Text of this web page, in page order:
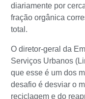
diariamente por
fração orgânica
total.
O diretor-geral da
Serviços Urbanos
que esse é um dos
desafio é desviar o
reciclagem e do